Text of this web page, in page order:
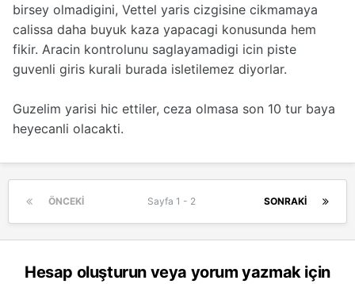
birsey olmadigini, Vettel yaris cizgisine cikmamaya
calissa daha buyuk kaza yapacagi konusunda hem
fikir. Aracin kontrolunu saglayamadigi icin piste
guvenli giris kurali burada isletilemez diyorlar.
Guzelim yarisi hic ettiler, ceza olmasa son 10 tur baya
heyecanli olacakti.
ÖNCEKI SONRAKI
Sayfa 1 - 2
Hesap oluşturun veya yorum yazmak için